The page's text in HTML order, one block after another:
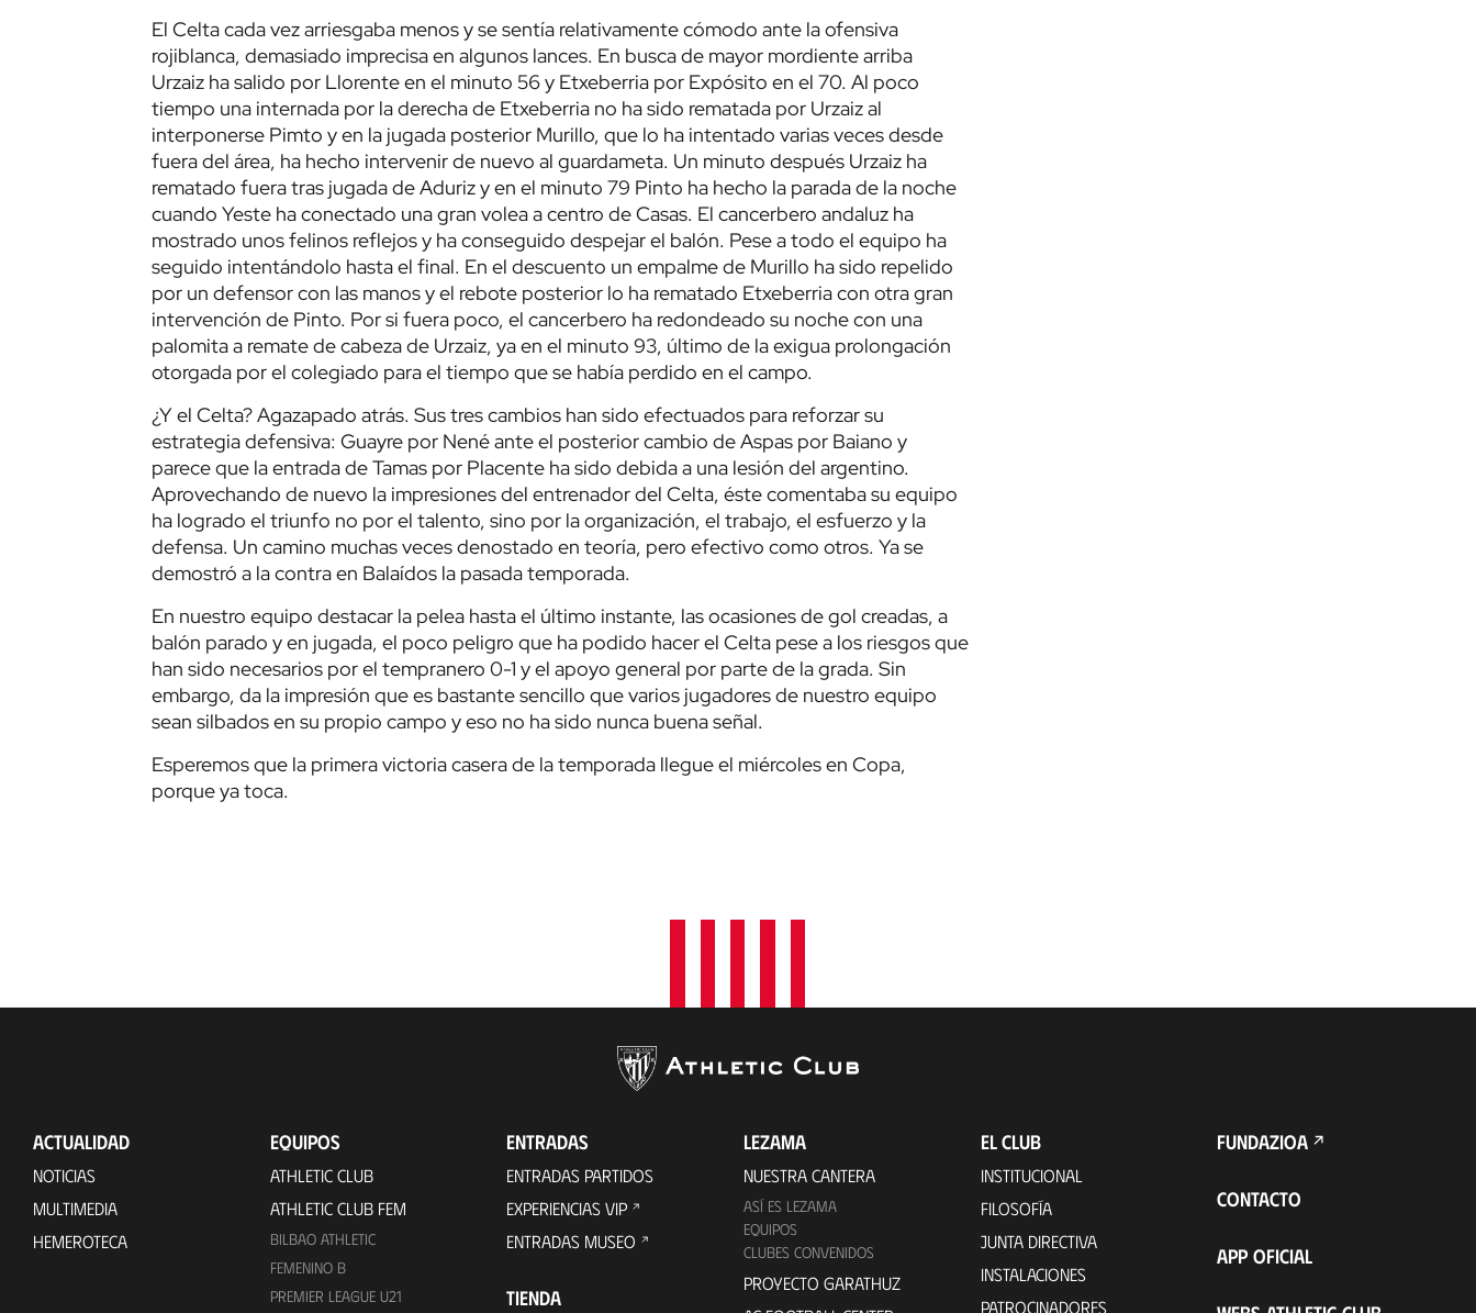
El Celta cada vez arriesgaba menos y se sentía relativamente cómodo ante la ofensiva
rojiblanca, demasiado imprecisa en algunos lances. En busca de mayor mordiente arriba
Urzaiz ha salido por Llorente en el minuto 56 y Etxeberria por Expósito en el 70. Al poco
tiempo una internada por la derecha de Etxeberria no ha sido rematada por Urzaiz al
interponerse Pimto y en la jugada posterior Murillo, que lo ha intentado varias veces desde
fuera del área, ha hecho intervenir de nuevo al guardameta. Un minuto después Urzaiz ha
rematado fuera tras jugada de Aduriz y en el minuto 79 Pinto ha hecho la parada de la noche
cuando Yeste ha conectado una gran volea a centro de Casas. El cancerbero andaluz ha
mostrado unos felinos reflejos y ha conseguido despejar el balón. Pese a todo el equipo ha
seguido intentándolo hasta el final. En el descuento un empalme de Murillo ha sido repelido
por un defensor con las manos y el rebote posterior lo ha rematado Etxeberria con otra gran
intervención de Pinto. Por si fuera poco, el cancerbero ha redondeado su noche con una
palomita a remate de cabeza de Urzaiz, ya en el minuto 93, último de la exigua prolongación
otorgada por el colegiado para el tiempo que se había perdido en el campo.
¿Y el Celta? Agazapado atrás. Sus tres cambios han sido efectuados para reforzar su
estrategia defensiva: Guayre por Nené ante el posterior cambio de Aspas por Baiano y
parece que la entrada de Tamas por Placente ha sido debida a una lesión del argentino.
Aprovechando de nuevo la impresiones del entrenador del Celta, éste comentaba su equipo
ha logrado el triunfo no por el talento, sino por la organización, el trabajo, el esfuerzo y la
defensa. Un camino muchas veces denostado en teoría, pero efectivo como otros. Ya se
demostró a la contra en Balaídos la pasada temporada.
En nuestro equipo destacar la pelea hasta el último instante, las ocasiones de gol creadas, a
balón parado y en jugada, el poco peligro que ha podido hacer el Celta pese a los riesgos que
han sido necesarios por el tempranero 0-1 y el apoyo general por parte de la grada. Sin
embargo, da la impresión que es bastante sencillo que varios jugadores de nuestro equipo
sean silbados en su propio campo y eso no ha sido nunca buena señal.
Esperemos que la primera victoria casera de la temporada llegue el miércoles en Copa,
porque ya toca.
ACTUALIDAD
NOTICIAS
MULTIMEDIA
HEMEROTECA
EQUIPOS
ATHLETIC CLUB
ATHLETIC CLUB FEM
BILBAO ATHLETIC
FEMENINO B
PREMIER LEAGUE U21
ENTRADAS
ENTRADAS PARTIDOS
EXPERIENCIAS VIP
ENTRADAS MUSEO
TIENDA
LEZAMA
NUESTRA CANTERA
ASÍ ES LEZAMA
EQUIPOS
CLUBES CONVENIDOS
PROYECTO GARATHUZ
EL CLUB
INSTITUCIONAL
FILOSOFÍA
JUNTA DIRECTIVA
INSTALACIONES
PATROCINADORES
FUNDAZIOA
CONTACTO
APP OFICIAL